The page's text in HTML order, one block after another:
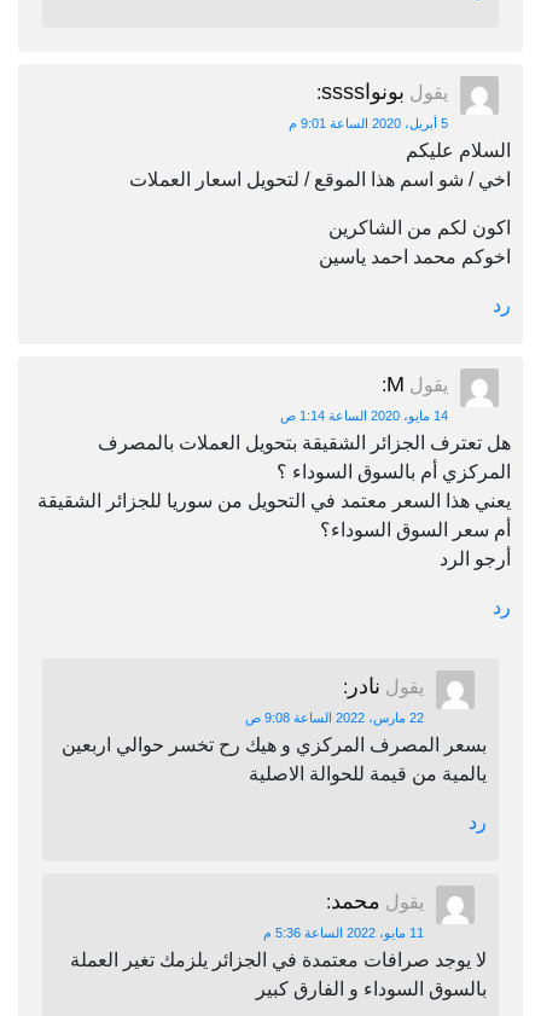
يقول بونواssss :
5 أبريل، 2020 الساعة 9:01 م
السلام عليكم
اخي / شو اسم هذا الموقع / لتحويل اسعار العملات
اكون لكم من الشاكرين
اخوكم محمد احمد ياسين
رد
يقول M
:
14 مايو، 2020 الساعة 1:14 ص
هل تعترف الجزائر الشقيقة بتحويل العملات بالمصرف
المركزي أم بالسوق السوداء ؟
يعني هذا السعر معتمد في التحويل من سوريا للجزائر الشقيقة
أم سعر السوق السوداء؟
أرجو الرد
رد
يقول نادر :
22 مارس، 2022 الساعة 9:08 ص
بسعر المصرف المركزي و هيك رح تخسر حوالي اربعين
يالمية من قيمة للحوالة الاصلية
رد
يقول محمد:
11 مايو، 2022 الساعة 5:36 م
لا يوجد صرافات معتمدة في الجزائر يلزمك تغير العملة
بالسوق السوداء و الفارق كبير